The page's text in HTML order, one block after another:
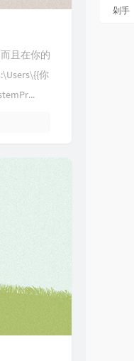
且在你的
你
剁手